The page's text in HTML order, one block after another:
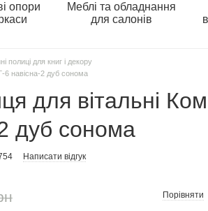
опори
Меблі та обладнання
для салонів
полиці для книг і декору
6 навісна-2 дуб сонома
для вітальні
дуб сонома
Написати відгук
Порівняти